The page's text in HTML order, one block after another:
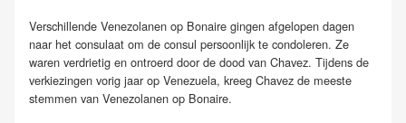
Verschillende Venezolanen op Bonaire gingen afgelopen dagen
naar het consulaat om de consul persoonlijk te condoleren. Ze
waren verdrietig en ontroerd door de dood van Chavez. Tijdens de
verkiezingen vorig jaar op Venezuela, kreeg Chavez de meeste
stemmen van Venezolanen op Bonaire.